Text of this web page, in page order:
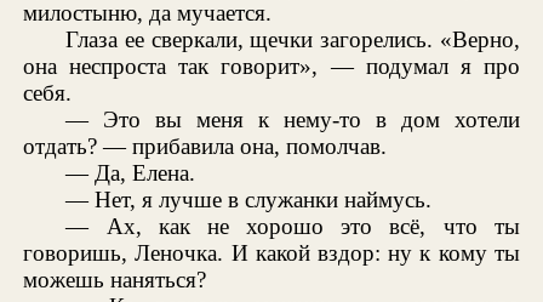
милостыню, да мучается.
Глаза ее сверкали, щечки загорелись. «Верно,
она неспроста так говорит», — подумал я про
себя.
— Это вы меня к нему-то в дом хотели
отдать? — прибавила она, помолчав.
— Да, Елена.
— Нет, я лучше в служанки наймусь.
— Ах, как не хорошо это всё, что ты
говоришь, Леночка. И какой вздор: ну к кому ты
можешь наняться?